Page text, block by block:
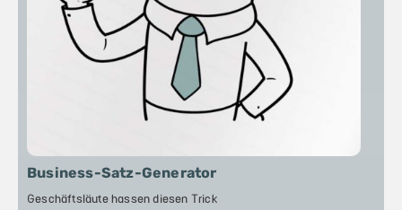
Business-Satz-Generator
Geschäftsläute hassen diesen Trick